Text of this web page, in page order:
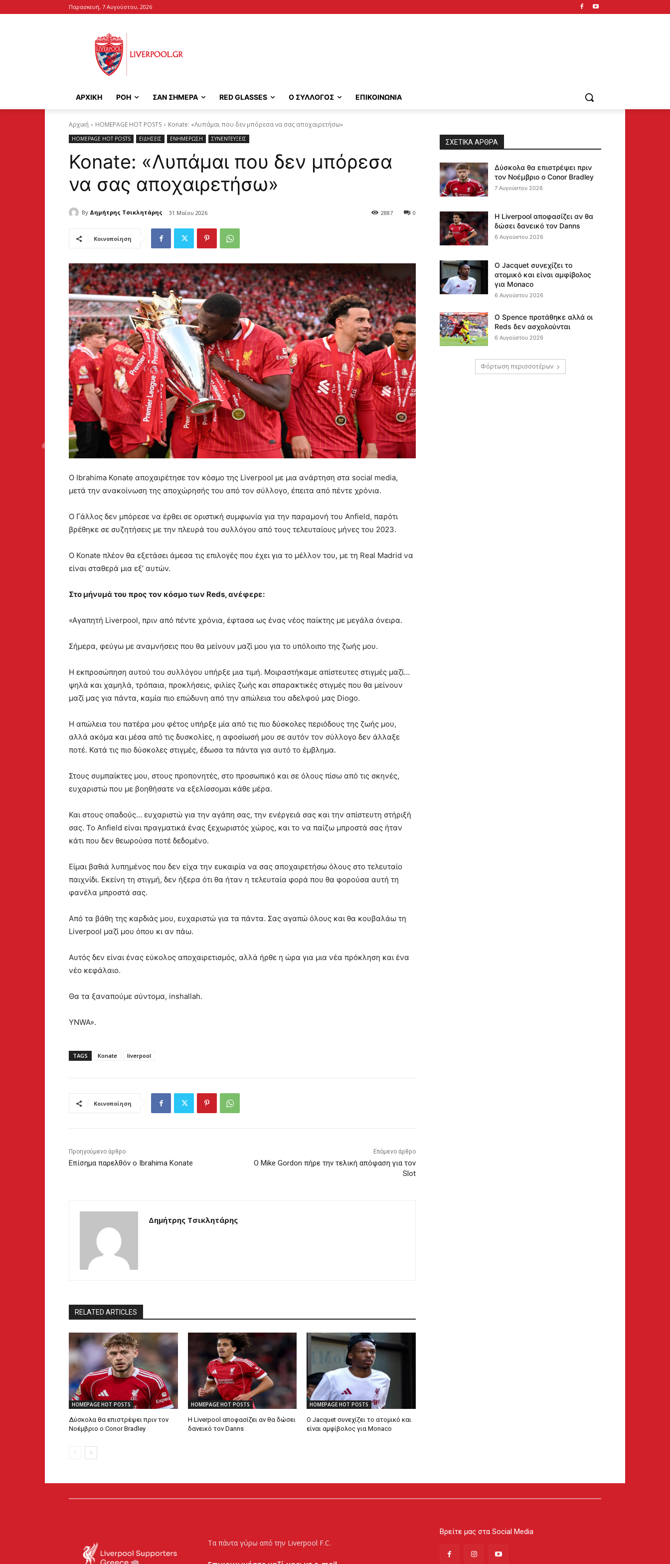
Παρασκευή, 7 Αυγούστου, 2026
ΑΡΧΙΚΉ ΡΟΗ ΣΑΝ ΣΗΜΕΡΑ RED GLASSES Ο ΣΥΛΛΟΓΟΣ ΕΠΙΚΟΙΝΩΝΙΑ
Αρχική HOMEPAGE HOT POSTS Konate: «Λυπάμαι που δεν μπόρεσα να σας αποχαιρετήσω»
HOMEPAGE HOT POSTS ΕΙΔΗΣΕΙΣ ΕΝΗΜΕΡΩΣΗ ΣΥΝΕΝΤΕΥΞΕΙΣ
Konate: «Λυπάμαι που δεν μπόρεσα
να σας αποχαιρετήσω»
By Δημήτρης Τσικλητάρης 31 Μαΐου 2026 0
2887
Κοινοποίηση
Ο Ibrahima Konate αποχαιρέτησε τον κόσμο της Liverpool με μια ανάρτηση στα social media,
μετά την ανακοίνωση της αποχώρησής του από τον σύλλογο, έπειτα από πέντε χρόνια.
Ο Γάλλος δεν μπόρεσε να έρθει σε οριστική συμφωνία για την παραμονή του Anfield, παρότι
βρέθηκε σε συζητήσεις με την πλευρά του συλλόγου από τους τελευταίους μήνες του 2023.
Ο Konate πλέον θα εξετάσει άμεσα τις επιλογές που έχει για το μέλλον του, με τη Real Madrid να
είναι σταθερά μια εξ’ αυτών.
Στο μήνυμά του προς τον κόσμο των Reds, ανέφερε:
«Αγαπητή Liverpool, πριν από πέντε χρόνια, έφτασα ως ένας νέος παίκτης με μεγάλα όνειρα.
Σήμερα, φεύγω με αναμνήσεις που θα μείνουν μαζί μου για το υπόλοιπο της ζωής μου.
Η εκπροσώπηση αυτού του συλλόγου υπήρξε μια τιμή. Μοιραστήκαμε απίστευτες στιγμές μαζί…
ψηλά και χαμηλά, τρόπαια, προκλήσεις, φιλίες ζωής και σπαρακτικές στιγμές που θα μείνουν
μαζί μας για πάντα, καμία πιο επώδυνη από την απώλεια του αδελφού μας Diogo.
Η απώλεια του πατέρα μου φέτος υπήρξε μία από τις πιο δύσκολες περιόδους της ζωής μου,
αλλά ακόμα και μέσα από τις δυσκολίες, η αφοσίωσή μου σε αυτόν τον σύλλογο δεν άλλαξε
ποτέ. Κατά τις πιο δύσκολες στιγμές, έδωσα τα πάντα για αυτό το έμβλημα.
Στους συμπαίκτες μου, στους προπονητές, στο προσωπικό και σε όλους πίσω από τις σκηνές,
ευχαριστώ που με βοηθήσατε να εξελίσσομαι κάθε μέρα.
Και στους οπαδούς… ευχαριστώ για την αγάπη σας, την ενέργειά σας και την απίστευτη στήριξή
σας. Το Anfield είναι πραγματικά ένας ξεχωριστός χώρος, και το να παίζω μπροστά σας ήταν
κάτι που δεν θεωρούσα ποτέ δεδομένο.
Είμαι βαθιά λυπημένος που δεν είχα την ευκαιρία να σας αποχαιρετήσω όλους στο τελευταίο
παιχνίδι. Εκείνη τη στιγμή, δεν ήξερα ότι θα ήταν η τελευταία φορά που θα φορούσα αυτή τη
φανέλα μπροστά σας.
Από τα βάθη της καρδιάς μου, ευχαριστώ για τα πάντα. Σας αγαπώ όλους και θα κουβαλάω τη
Liverpool μαζί μου όπου κι αν πάω.
Αυτός δεν είναι ένας εύκολος αποχαιρετισμός, αλλά ήρθε η ώρα για μια νέα πρόκληση και ένα
νέο κεφάλαιο.
Θα τα ξαναπούμε σύντομα, inshallah.
YNWA».
TAGS Konate liverpool
Κοινοποίηση
Προηγούμενο άρθρο
Επίσημα παρελθόν ο Ibrahima Konate
Επόμενο άρθρο
Ο Mike Gordon πήρε την τελική απόφαση για τον
Slot
Δημήτρης Τσικλητάρης
RELATED ARTICLES
HOMEPAGE HOT POSTS
Δύσκολα θα επιστρέψει πριν τον
Νοέμβριο ο Conor Bradley
HOMEPAGE HOT POSTS
Η Liverpool αποφασίζει αν θα δώσει
δανεικό τον Danns
HOMEPAGE HOT POSTS
Ο Jacquet συνεχίζει το ατομικό και
είναι αμφίβολος για Monaco
ΣΧΕΤΙΚΆ ΆΡΘΡΑ
Δύσκολα θα επιστρέψει πριν
τον Νοέμβριο ο Conor Bradley
7 Αυγούστου 2026
Η Liverpool αποφασίζει αν θα
δώσει δανεικό τον Danns
6 Αυγούστου 2026
Ο Jacquet συνεχίζει το
ατομικό και είναι αμφίβολος
για Monaco
6 Αυγούστου 2026
Ο Spence προτάθηκε αλλά οι
Reds δεν ασχολούνται
6 Αυγούστου 2026
Φόρτωση περισσοτέρων
Τα πάντα γύρω από την Liverpool F.C.
Βρείτε μας στα Social Media